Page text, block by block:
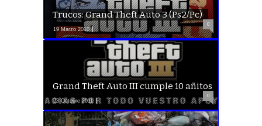
Trucos: Grand Theft Auto 3 (Ps2/Pc)
19 Marzo 2010
0
Grand Theft Auto III cumple 10 añitos
23 Octubre 2011
0